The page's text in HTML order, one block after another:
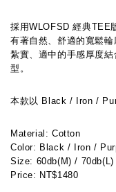
採用WLOFSD 經典TEE
有著自然、舒適的寬鬆
紮實、適中的手感厚度
型。
本款以 Black / Iron /
Material: Cotton
Color: Black / Iron /
Size: 60db(M) /
Price: NT$1480